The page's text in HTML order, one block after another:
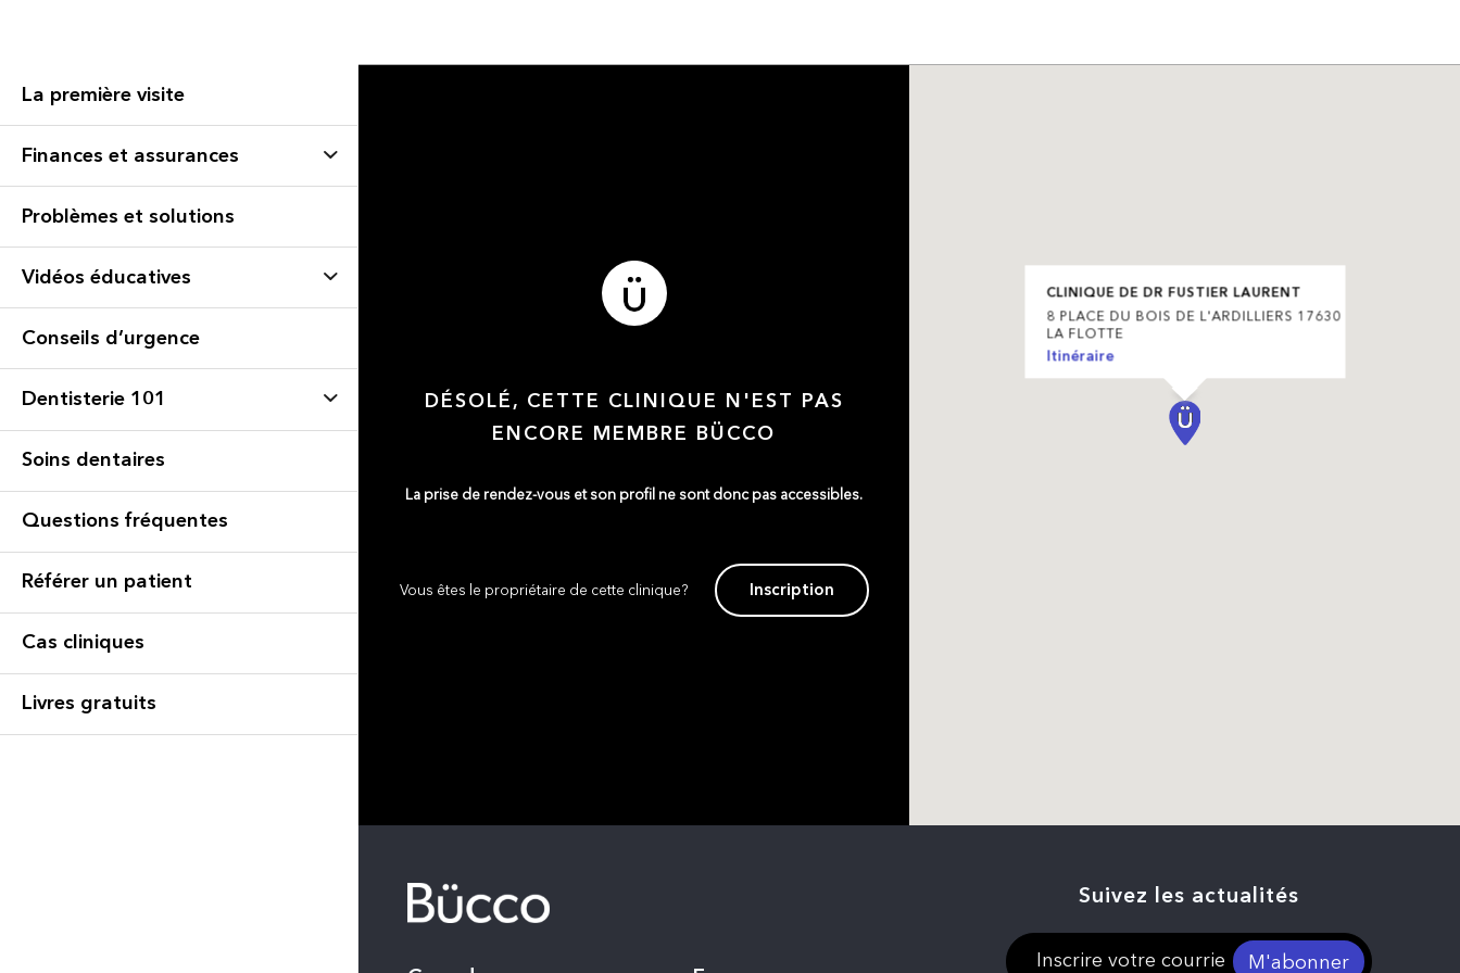
La première visite
Finances et assurances
Problèmes et solutions
Vidéos éducatives
Conseils d’urgence
Dentisterie 101
Soins dentaires
Questions fréquentes
Référer un patient
Cas cliniques
Livres gratuits
DÉSOLÉ, CETTE CLINIQUE N'EST PAS
ENCORE MEMBRE BÜCCO
La prise de rendez-vous et son profil ne sont donc pas accessibles.
Vous êtes le propriétaire de cette clinique? Inscription
CLINIQUE DE DR FUSTIER LAURENT
8 PLACE DU BOIS DE L'ARDILLIERS 17630
LA FLOTTE
Itinéraire
Suivez les actualités
M'abonner